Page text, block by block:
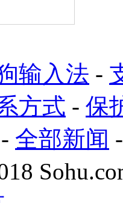
输入法 -
方式 - 保
- 全部新闻